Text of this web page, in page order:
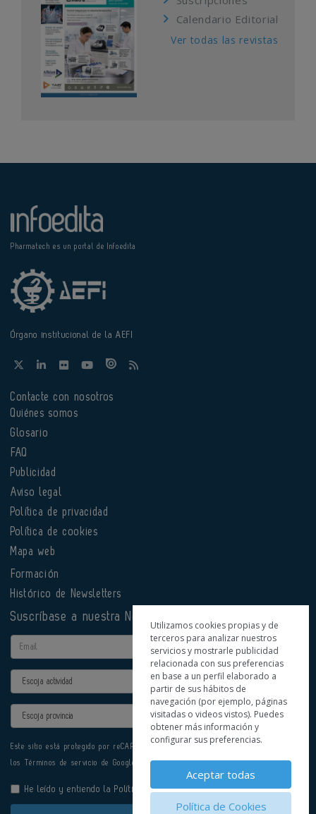
Calendario Editorial
Ver todas las revistas
Pharmatech es un portal de Infoedita
Órgano institucional de la AEFI
Contacte con nosotros
Quiénes somos
Glosario
FAQ
Publicidad
Aviso legal
Política de privacidad
Política de cookies
Mapa web
Formación
Histórico de Newsletters
Suscríbase a nuestra Newsletter
Email
Actividad
Provincia
Este sitio está protegido por reCAPTCHA y se aplican la
los Términos de servicio de Google.
He leído y entiendo la Política de Privacidad
Utilizamos cookies propias y de
terceros para analizar nuestros
servicios y mostrarle publicidad
relacionada con sus preferencias
en base a un perfil elaborado a
partir de sus hábitos de
navegación (por ejemplo, páginas
visitadas o videos vistos). Puedes
obtener más información y
configurar sus preferencias.
Aceptar todas
Política de Cookies